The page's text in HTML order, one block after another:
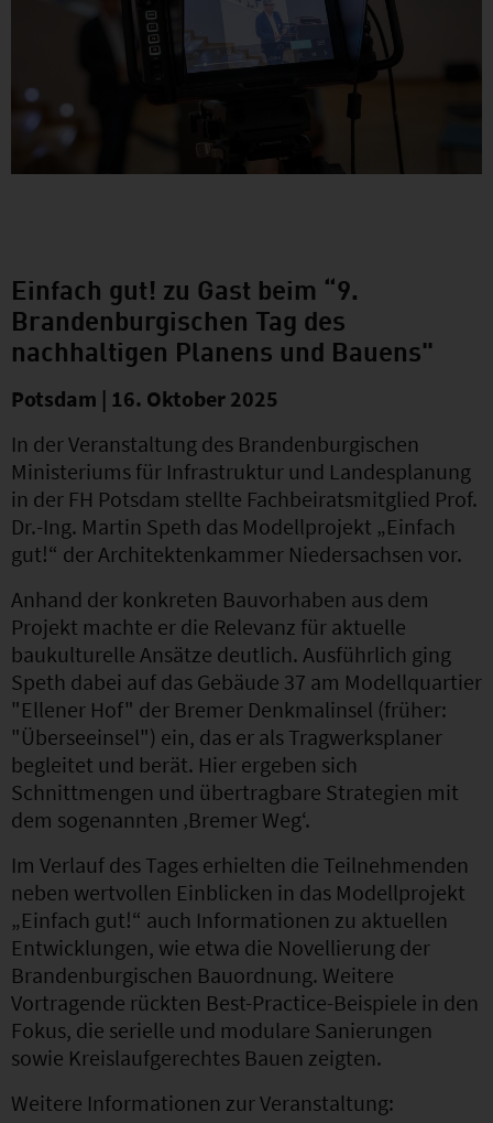
Einfach gut! zu Gast beim “9.
Brandenburgischen Tag des
nachhaltigen Planens und Bauens"
Potsdam | 16. Oktober 2025
In der Veranstaltung des Brandenburgischen
Ministeriums für Infrastruktur und Landesplanung
in der FH Potsdam stellte Fachbeiratsmitglied Prof.
Dr.-Ing. Martin Speth das Modellprojekt „Einfach
gut!“ der Architektenkammer Niedersachsen vor.
Anhand der konkreten Bauvorhaben aus dem
Projekt machte er die Relevanz für aktuelle
baukulturelle Ansätze deutlich. Ausführlich ging
Speth dabei auf das Gebäude 37 am Modellquartier
"Ellener Hof" der Bremer Denkmalinsel (früher:
"Überseeinsel") ein, das er als Tragwerksplaner
begleitet und berät. Hier ergeben sich
Schnittmengen und übertragbare Strategien mit
dem sogenannten ‚Bremer Weg‘.
Im Verlauf des Tages erhielten die Teilnehmenden
neben wertvollen Einblicken in das Modellprojekt
„Einfach gut!“ auch Informationen zu aktuellen
Entwicklungen, wie etwa die Novellierung der
Brandenburgischen Bauordnung. Weitere
Vortragende rückten Best-Practice-Beispiele in den
Fokus, die serielle und modulare Sanierungen
sowie Kreislaufgerechtes Bauen zeigten.
Weitere Informationen zur Veranstaltung: